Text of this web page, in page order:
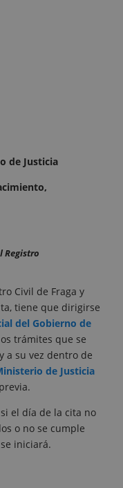
de Justicia
Registro
Civil de Fraga y
tiene que dirigirse
del Gobierno de
trámites que se
a su vez dentro de
de Justicia
el día de la cita no
o no se cumple
iniciará.